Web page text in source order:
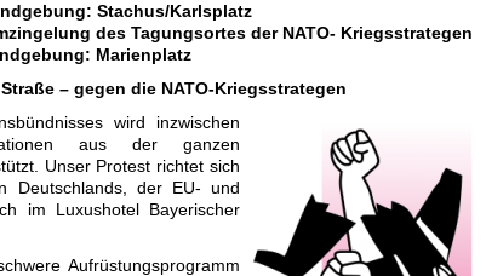
Stachus/Karlsplatz
des Tagungsortes der NATO- Kriegsstrategen
Marienplatz
– gegen die NATO-Kriegsstrategen
wird inzwischen
aus der ganzen
Unser Protest richtet sich
Deutschlands, der EU- und
im Luxushotel Bayerischer
Aufrüstungsprogramm